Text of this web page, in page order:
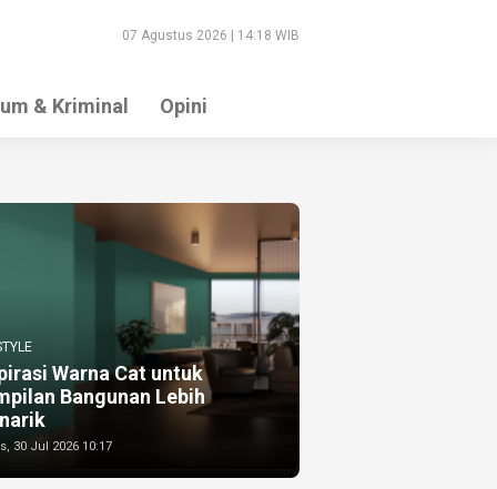
07 Agustus 2026 | 14:18 WIB
& Kriminal Opini
Warna Cat untuk
Bangunan Lebih
30 Jul 2026 10:17